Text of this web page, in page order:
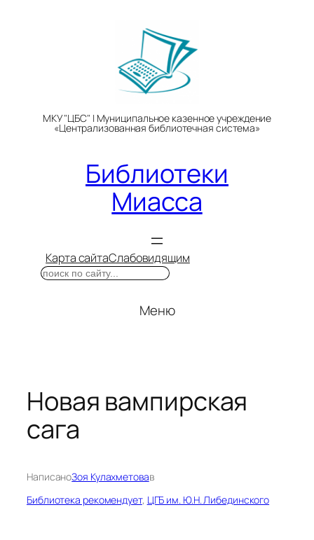
МКУ "ЦБС" | Муниципальное казенное учреждение
«Централизованная библиотечная система»
Библиотеки
Миасса
Карта сайтаСлабовидящим
Поиск
Меню
Новая вампирская
сага
НаписаноЗоя Кулахметовав
Библиотека рекомендует, ЦГБ им. Ю.Н. Либединского